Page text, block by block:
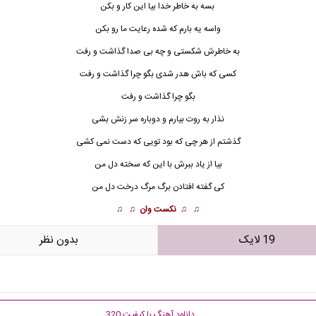
بسه به خاطر خدا بیا این کار و بکن
واسه یه بارم که شده رعایت ما رو بکن
به خاطرش شکستی و چه بی صدا گذاشت و رفت
کسی که باش هدر شدی بگو چرا گذاشت و رفت
بگو چرا گذاشت و رفت
نذار به روت بیارم و دوباره سر زنش بشی
گذشتم از هر چی که بود تویی که دست نمی کشی
بیا از یاد ببرش با این که سخته دل من
کی گفته افتادن برگ مرگ درخت دل من
♫ ♫ نکست وان ♫ ♫
19 لایک بدون نظر